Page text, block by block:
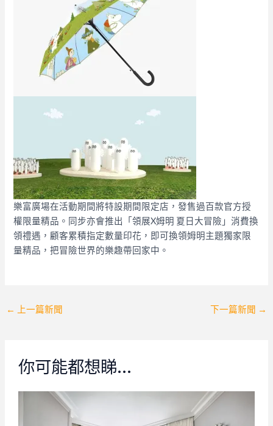
樂富廣場在活動期間將特設期間限定店，發售過百款官方授
權限量精品。同步亦會推出「領展X姆明 夏日大冒險」消費換
領禮遇，顧客累積指定數量印花，即可換領姆明主題獨家限
量精品，把冒險世界的樂趣帶回家中。
Post
← 上一篇新聞 下一篇新聞 →
你可能都想睇…